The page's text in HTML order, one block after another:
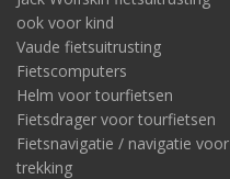
ook voor kind
Vaude fietsuitrusting
Fietscomputers
Helm voor tourfietsen
Fietsdrager voor tourfietsen
Fietsnavigatie / navigatie voor
trekking